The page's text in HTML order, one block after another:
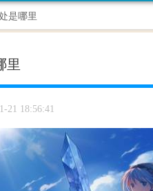
是哪里
里
21 18:56:41